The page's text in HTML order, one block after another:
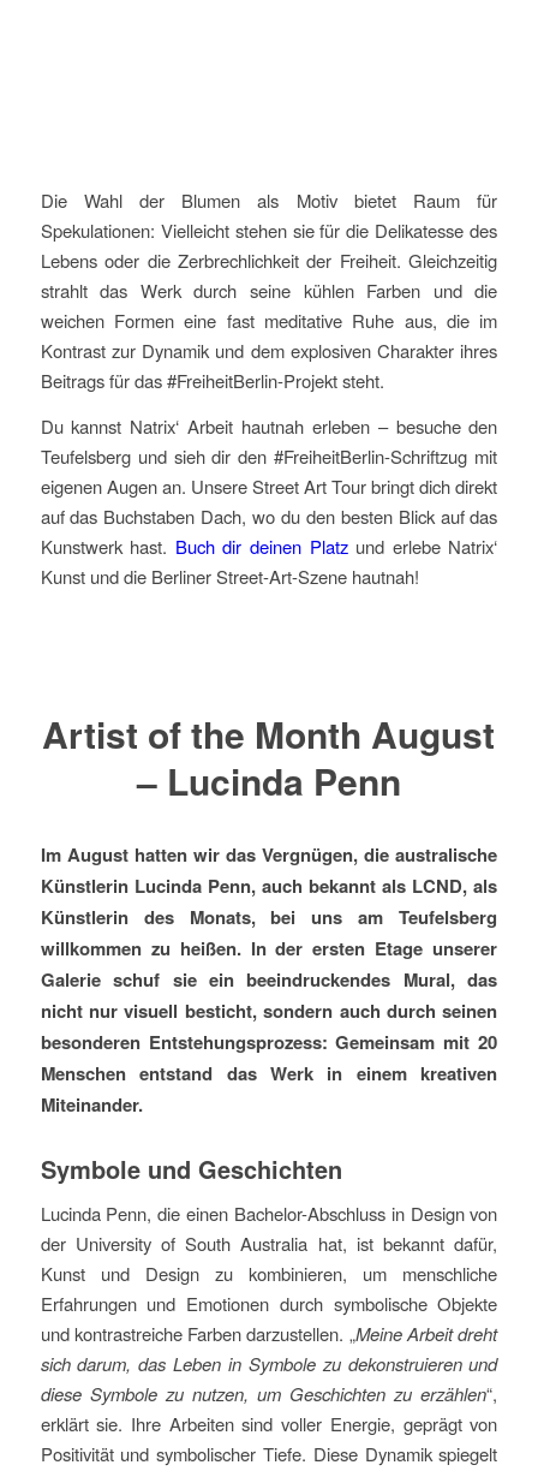
Die Wahl der Blumen als Motiv bietet Raum für
Spekulationen: Vielleicht stehen sie für die Delikatesse des
Lebens oder die Zerbrechlichkeit der Freiheit. Gleichzeitig
strahlt das Werk durch seine kühlen Farben und die
weichen Formen eine fast meditative Ruhe aus, die im
Kontrast zur Dynamik und dem explosiven Charakter ihres
Beitrags für das #FreiheitBerlin-Projekt steht.
Du kannst Natrix‘ Arbeit hautnah erleben – besuche den
Teufelsberg und sieh dir den #FreiheitBerlin-Schriftzug mit
eigenen Augen an. Unsere Street Art Tour bringt dich direkt
auf das Buchstaben Dach, wo du den besten Blick auf das
Kunstwerk hast. Buch dir deinen Platzund erlebe Natrix‘
Kunst und die Berliner Street-Art-Szene hautnah!
Artist of the Month August
– Lucinda Penn
Im August hatten wir das Vergnügen, die australische
Künstlerin Lucinda Penn, auch bekannt als LCND, als
Künstlerin des Monats, bei uns am Teufelsberg
willkommen zu heißen. In der ersten Etage unserer
Galerie schuf sie ein beeindruckendes Mural, das
nicht nur visuell besticht, sondern auch durch seinen
besonderen Entstehungsprozess: Gemeinsam mit 20
Menschen entstand das Werk in einem kreativen
Miteinander.
Symbole und Geschichten
Lucinda Penn, die einen Bachelor-Abschluss in Design von
der University of South Australia hat, ist bekannt dafür,
Kunst und Design zu kombinieren, um menschliche
Erfahrungen und Emotionen durch symbolische Objekte
und kontrastreiche Farben darzustellen. „Meine Arbeit dreht
sich darum, das Leben in Symbole zu dekonstruieren und
diese Symbole zu nutzen, um Geschichten zu erzählen“,
erklärt sie. Ihre Arbeiten sind voller Energie, geprägt von
Positivität und symbolischer Tiefe. Diese Dynamik spiegelt